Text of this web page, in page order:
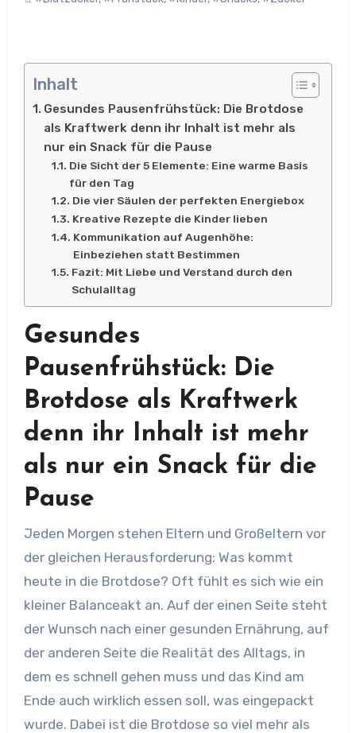
Inhalt
Gesundes Pausenfrühstück: Die Brotdose
als Kraftwerk denn ihr Inhalt ist mehr als
nur ein Snack für die Pause
Die Sicht der 5 Elemente: Eine warme Basis
für den Tag
Die vier Säulen der perfekten Energiebox
Kreative Rezepte die Kinder lieben
Kommunikation auf Augenhöhe:
Einbeziehen statt Bestimmen
Fazit: Mit Liebe und Verstand durch den
Schulalltag
Gesundes
Pausenfrühstück: Die
Brotdose als Kraftwerk
denn ihr Inhalt ist mehr
als nur ein Snack für die
Pause
Jeden Morgen stehen Eltern und Großeltern vor
der gleichen Herausforderung: Was kommt
heute in die Brotdose? Oft fühlt es sich wie ein
kleiner Balanceakt an. Auf der einen Seite steht
der Wunsch nach einer gesunden Ernährung, auf
der anderen Seite die Realität des Alltags, in
dem es schnell gehen muss und das Kind am
Ende auch wirklich essen soll, was eingepackt
wurde. Dabei ist die Brotdose so viel mehr als